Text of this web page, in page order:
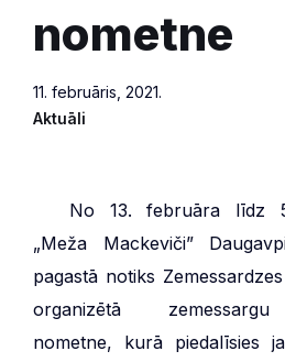
nometne
11. februāris, 2021.
Aktuāli
No 13. februāra līdz
„Meža Mackeviči”
pagastā notiks
organizētā zemessargu
nometne, kurā piedalīsies